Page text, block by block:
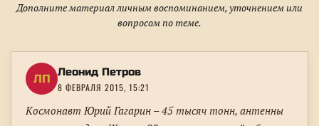
Дополните материал личным воспоминанием, уточнением или
вопросом по теме.
ЛП Леонид Петров
8 ФЕВРАЛЯ 2015, 15:21
Космонавт Юрий Гагарин – 45 тысяч тонн, антенны